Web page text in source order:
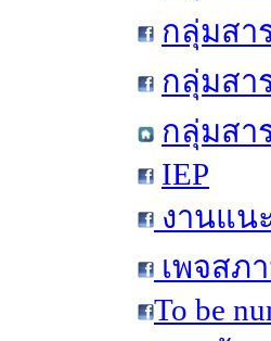
กลุ่มสา
กลุ่มสา
กลุ่มสา
IEP
งานแน
เพจสภ
To be